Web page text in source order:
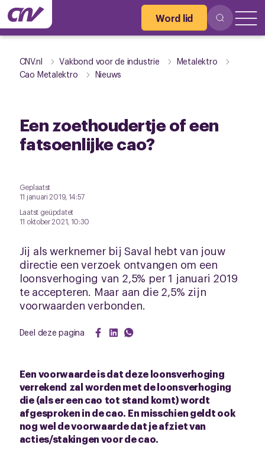
Word lid
CNV.nl Vakbond voor de industrie
Metalektro
Cao Metalektro
Nieuws
Een zoethoudertje of een
fatsoenlijke cao?
Geplaatst
11 januari 2019, 14:57
Laatst geüpdatet
11 oktober 2021, 10:30
Jij als werknemer bij Saval hebt van jouw
directie een verzoek ontvangen om een
loonsverhoging van 2,5% per 1 januari 2019
te accepteren. Maar aan die 2,5% zijn
voorwaarden verbonden.
Deel deze pagina
Een voorwaarde is dat deze loonsverhoging
verrekend zal worden met de loonsverhoging
die (als er een cao tot stand komt) wordt
afgesproken in de cao. En misschien geldt ook
nog wel de voorwaarde dat je afziet van
acties/stakingen voor de cao.